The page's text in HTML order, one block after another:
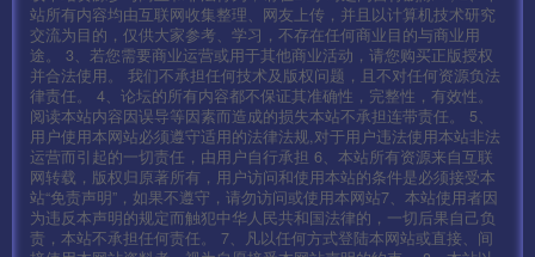
站所有内容均由互联网收集整理、网友上传，并且以计算机技术研究
交流为目的，仅供大家参考、学习，不存在任何商业目的与商业用
途。 3、若您需要商业运营或用于其他商业活动，请您购买正版授权
并合法使用。 我们不承担任何技术及版权问题，且不对任何资源负法
律责任。 4、论坛的所有内容都不保证其准确性，完整性，有效性。
阅读本站内容因误导等因素而造成的损失本站不承担连带责任。 5、
用户使用本网站必须遵守适用的法律法规,对于用户违法使用本站非法
运营而引起的一切责任，由用户自行承担 6、本站所有资源来自互联
网转载，版权归原著所有，用户访问和使用本站的条件是必须接受本
站“免责声明”，如果不遵守，请勿访问或使用本网站7、本站使用者因
为违反本声明的规定而触犯中华人民共和国法律的，一切后果自己负
责，本站不承担任何责任。 7、凡以任何方式登陆本网站或直接、间